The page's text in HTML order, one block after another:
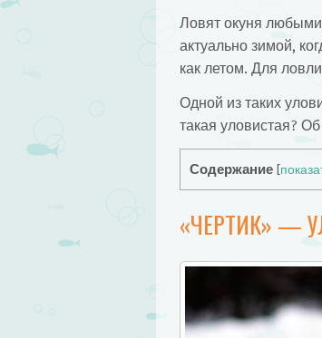
Ловят окуня
актуально зимой,
как летом. Для
Одной из таких
такая уловистая?
Содержание [
«ЧЕРТИК» —